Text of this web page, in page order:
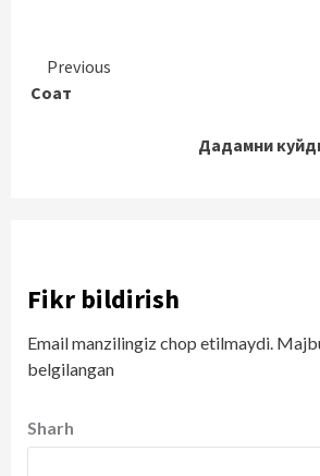
Continue
Reading
Previous
Соат
Дадамни
Fikr bildirish
Email manzilingiz chop etilmaydi.
belgilangan
Sharh